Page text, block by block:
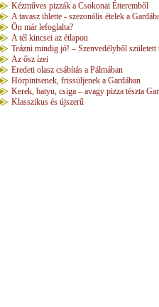
Kézműves pizzák a Csokonai Étteremből
A tavasz ihlette - szezonális ételek a
Ön már lefoglalta?
A tél kincsei az étlapon
Teázni mindig jó! – Szenvedélyből született
Az ősz ízei
Eredeti olasz csábítás a Pálmában
Hörpintsenek, frissüljenek a Gardában
Kerek, batyu, csiga – avagy pizza tészta
Klasszikus és újszerű